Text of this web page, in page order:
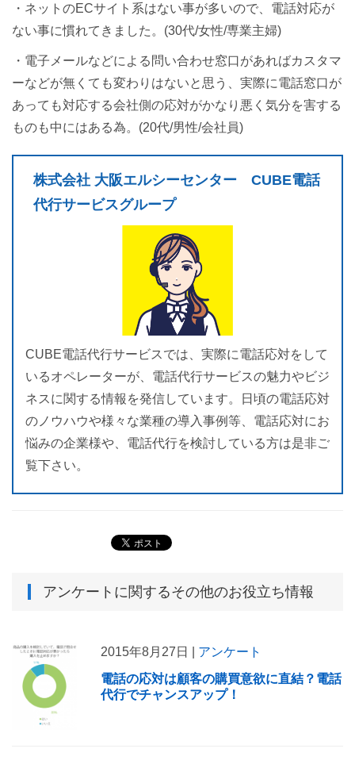
・ネットのECサイト系はない事が多いので、電話対応が
ない事に慣れてきました。(30代/女性/専業主婦)
・電子メールなどによる問い合わせ窓口があればカスタマ
ーなどが無くても変わりはないと思う、実際に電話窓口が
あっても対応する会社側の応対がかなり悪く気分を害する
ものも中にはある為。(20代/男性/会社員)
株式会社 大阪エルシーセンター CUBE電話
代行サービスグループ
CUBE電話代行サービスでは、実際に電話応対をして
いるオペレーターが、電話代行サービスの魅力やビジ
ネスに関する情報を発信しています。日頃の電話応対
のノウハウや様々な業種の導入事例等、電話応対にお
悩みの企業様や、電話代行を検討している方は是非ご
覧下さい。
アンケート に関するその他のお役立ち情報
2015年8月27日 | アンケート
電話の応対は顧客の購買意欲に直結？電話
代行でチャンスアップ！